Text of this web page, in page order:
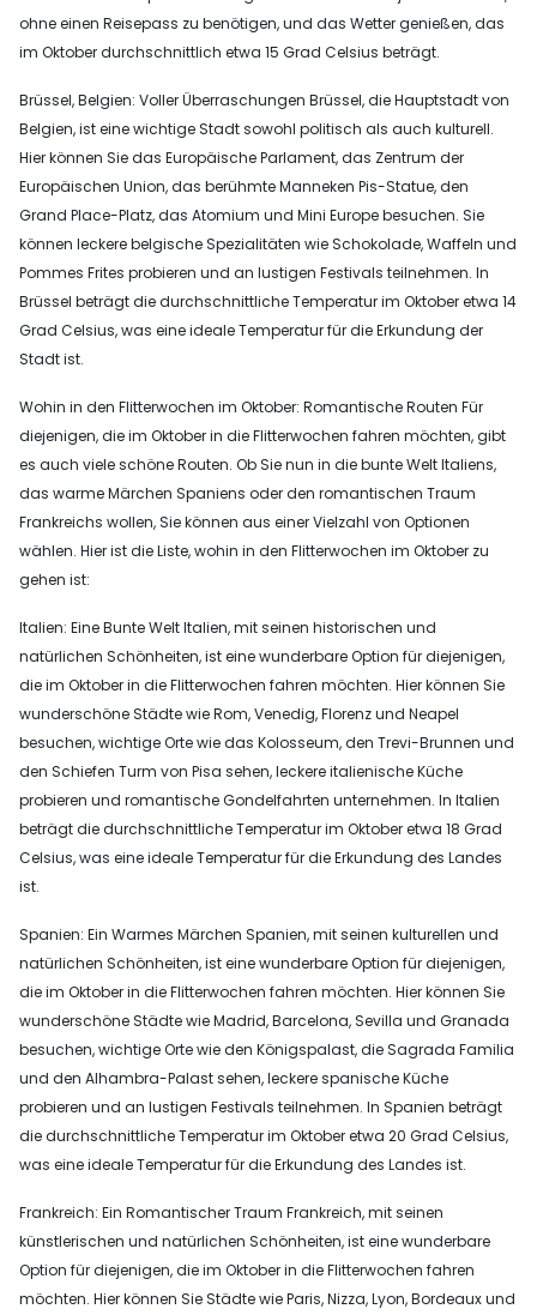
ohne einen Reisepass zu benötigen, und das Wetter genießen, das
im Oktober durchschnittlich etwa 15 Grad Celsius beträgt.
Brüssel, Belgien: Voller Überraschungen Brüssel, die Hauptstadt von
Belgien, ist eine wichtige Stadt sowohl politisch als auch kulturell.
Hier können Sie das Europäische Parlament, das Zentrum der
Europäischen Union, das berühmte Manneken Pis-Statue, den
Grand Place-Platz, das Atomium und Mini Europe besuchen. Sie
können leckere belgische Spezialitäten wie Schokolade, Waffeln und
Pommes Frites probieren und an lustigen Festivals teilnehmen. In
Brüssel beträgt die durchschnittliche Temperatur im Oktober etwa 14
Grad Celsius, was eine ideale Temperatur für die Erkundung der
Stadt ist.
Wohin in den Flitterwochen im Oktober: Romantische Routen Für
diejenigen, die im Oktober in die Flitterwochen fahren möchten, gibt
es auch viele schöne Routen. Ob Sie nun in die bunte Welt Italiens,
das warme Märchen Spaniens oder den romantischen Traum
Frankreichs wollen, Sie können aus einer Vielzahl von Optionen
wählen. Hier ist die Liste, wohin in den Flitterwochen im Oktober zu
gehen ist:
Italien: Eine Bunte Welt Italien, mit seinen historischen und
natürlichen Schönheiten, ist eine wunderbare Option für diejenigen,
die im Oktober in die Flitterwochen fahren möchten. Hier können Sie
wunderschöne Städte wie Rom, Venedig, Florenz und Neapel
besuchen, wichtige Orte wie das Kolosseum, den Trevi-Brunnen und
den Schiefen Turm von Pisa sehen, leckere italienische Küche
probieren und romantische Gondelfahrten unternehmen. In Italien
beträgt die durchschnittliche Temperatur im Oktober etwa 18 Grad
Celsius, was eine ideale Temperatur für die Erkundung des Landes
ist.
Spanien: Ein Warmes Märchen Spanien, mit seinen kulturellen und
natürlichen Schönheiten, ist eine wunderbare Option für diejenigen,
die im Oktober in die Flitterwochen fahren möchten. Hier können Sie
wunderschöne Städte wie Madrid, Barcelona, Sevilla und Granada
besuchen, wichtige Orte wie den Königspalast, die Sagrada Familia
und den Alhambra-Palast sehen, leckere spanische Küche
probieren und an lustigen Festivals teilnehmen. In Spanien beträgt
die durchschnittliche Temperatur im Oktober etwa 20 Grad Celsius,
was eine ideale Temperatur für die Erkundung des Landes ist.
Frankreich: Ein Romantischer Traum Frankreich, mit seinen
künstlerischen und natürlichen Schönheiten, ist eine wunderbare
Option für diejenigen, die im Oktober in die Flitterwochen fahren
möchten. Hier können Sie Städte wie Paris, Nizza, Lyon, Bordeaux und